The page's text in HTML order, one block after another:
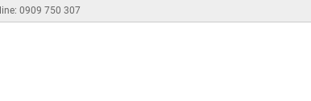
0909 750 307